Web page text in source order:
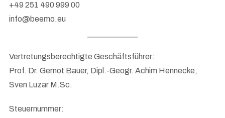
+49 251 490 999 00
info@beemo.eu
Vertretungsberechtigte Geschäftsführer:
Prof. Dr. Gernot Bauer, Dipl.-Geogr. Achim Hennecke,
Sven Luzar M.Sc.
Steuernummer: